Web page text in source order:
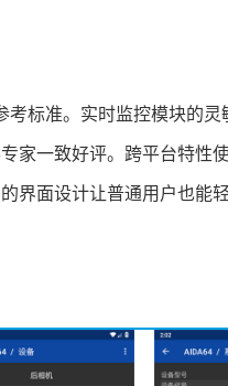
考标准。实时监控模块的灵
家一致好评。跨平台特性
界面设计让普通用户也能